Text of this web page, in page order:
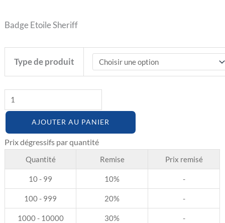
Badge Etoile Sheriff
Type de produit
AJOUTER AU PANIER
Quantité Remise Prix remisé
10 - 99 10% -
100 - 999 20% -
1000 - 10000 30% -